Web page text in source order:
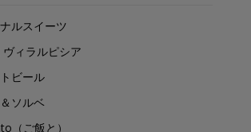
ルスイーツ
ィラルピシア
ビール
ソルベ
（ご飯と）